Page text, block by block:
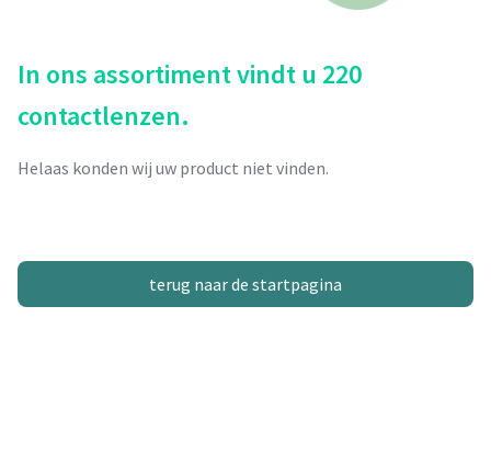
In ons assortiment vindt u 220
contactlenzen.
Helaas konden wij uw product niet vinden.
terug naar de startpagina